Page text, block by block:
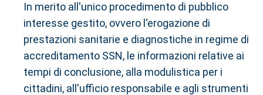
In merito all'unico procedimento di pubblico
interesse gestito, ovvero l'erogazione di
prestazioni sanitarie e diagnostiche in regime di
accreditamento SSN, le informazioni relative ai
tempi di conclusione, alla modulistica per i
cittadini, all'ufficio responsabile e agli strumenti